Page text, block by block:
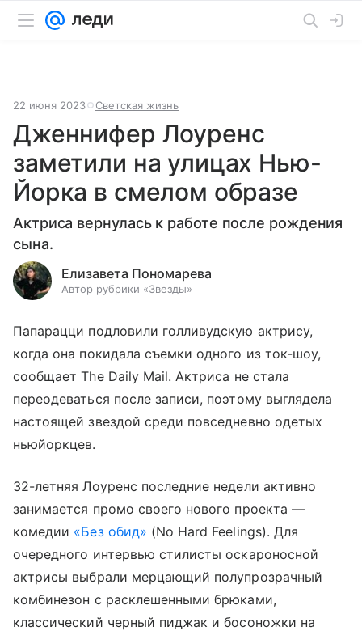
22 июня 2023 Светская жизнь
Дженнифер Лоуренс
заметили на улицах Нью-
Йорка в смелом образе
Актриса вернулась к работе после рождения
сына.
Елизавета Пономарева
Автор рубрики «Звезды»
Папарацци подловили голливудскую актрису,
когда она покидала съемки одного из ток-шоу,
сообщает The Daily Mail. Актриса не стала
переодеваться после записи, поэтому выглядела
настоящей звездой среди повседневно одетых
ньюйоркцев.
32-летняя Лоуренс последние недели активно
занимается промо своего нового проекта —
комедии «Без обид» (No Hard Feelings). Для
очередного интервью стилисты оскароносной
актрисы выбрали мерцающий полупрозрачный
комбинезон с расклешенными брюками,
классический черный пиджак и босоножки на